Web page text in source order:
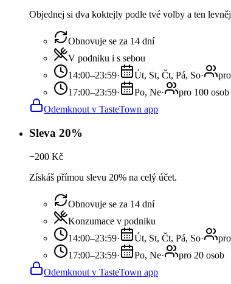
Objednej si dva koktejly podle tvé volby a ten
Obnovuje se za 14 dní
V podniku i s sebou
14:00–23:59· Út, St, Čt, Pá, So·
17:00–23:59· Po, Ne·
pro 100 osob
Odemknout v TasteTown app
Sleva 20%
−200 Kč
Získáš přímou slevu 20% na celý účet.
Obnovuje se za 14 dní
Konzumace v podniku
14:00–23:59· Út, St, Čt, Pá, So·
17:00–23:59· Po, Ne·
pro 20 osob
Odemknout v TasteTown app